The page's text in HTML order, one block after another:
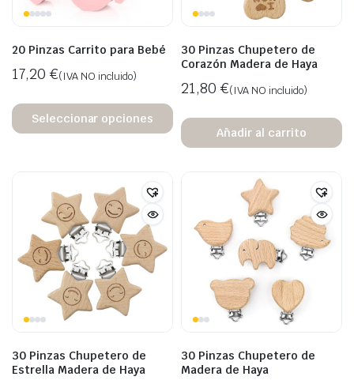
20 Pinzas Carrito para Bebé
17,20 €(IVA NO incluido)
Seleccionar opciones
30 Pinzas Chupetero de
Corazón Madera de Haya
21,80 €(IVA NO incluido)
Añadir al carrito
30 Pinzas Chupetero de
Estrella Madera de Haya
30 Pinzas Chupetero de
Madera de Haya